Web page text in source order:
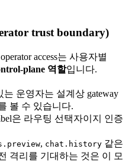
trust boundary)
access는 사용자별
plane 역할입니다.
는 운영자는 설계상 gateway
볼 수 있습니다.
은 라우팅 선택자이지 인증
, chat.history 같은
격리를 기대하는 것은 이 모